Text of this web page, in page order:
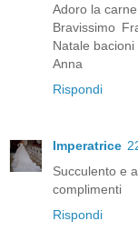
Adoro la
Bravissimo
Natale bacioni
Anna
Rispondi
Imperatrice
Succulento e
complimenti
Rispondi